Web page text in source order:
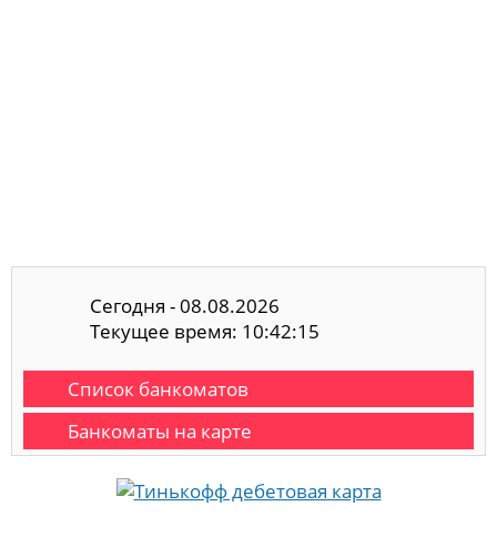
Сегодня - 08.08.2026
Текущее время: 10:42:16
Список банкоматов
Банкоматы на карте